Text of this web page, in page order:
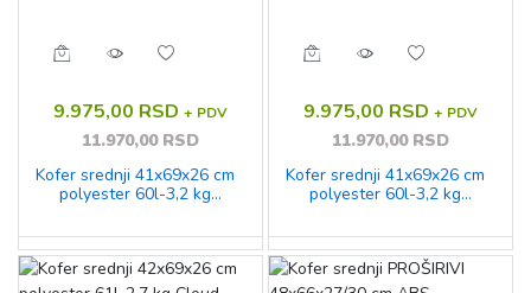
9.975,00 RSD + PDV
11.970,00 RSD
Kofer srednji 41x69x26 cm
polyester 60l-3,2 kg
9.975,00 RSD + PDV
11.970,00 RSD
Kofer srednji 41x69x26 cm
polyester 60l-3,2 kg